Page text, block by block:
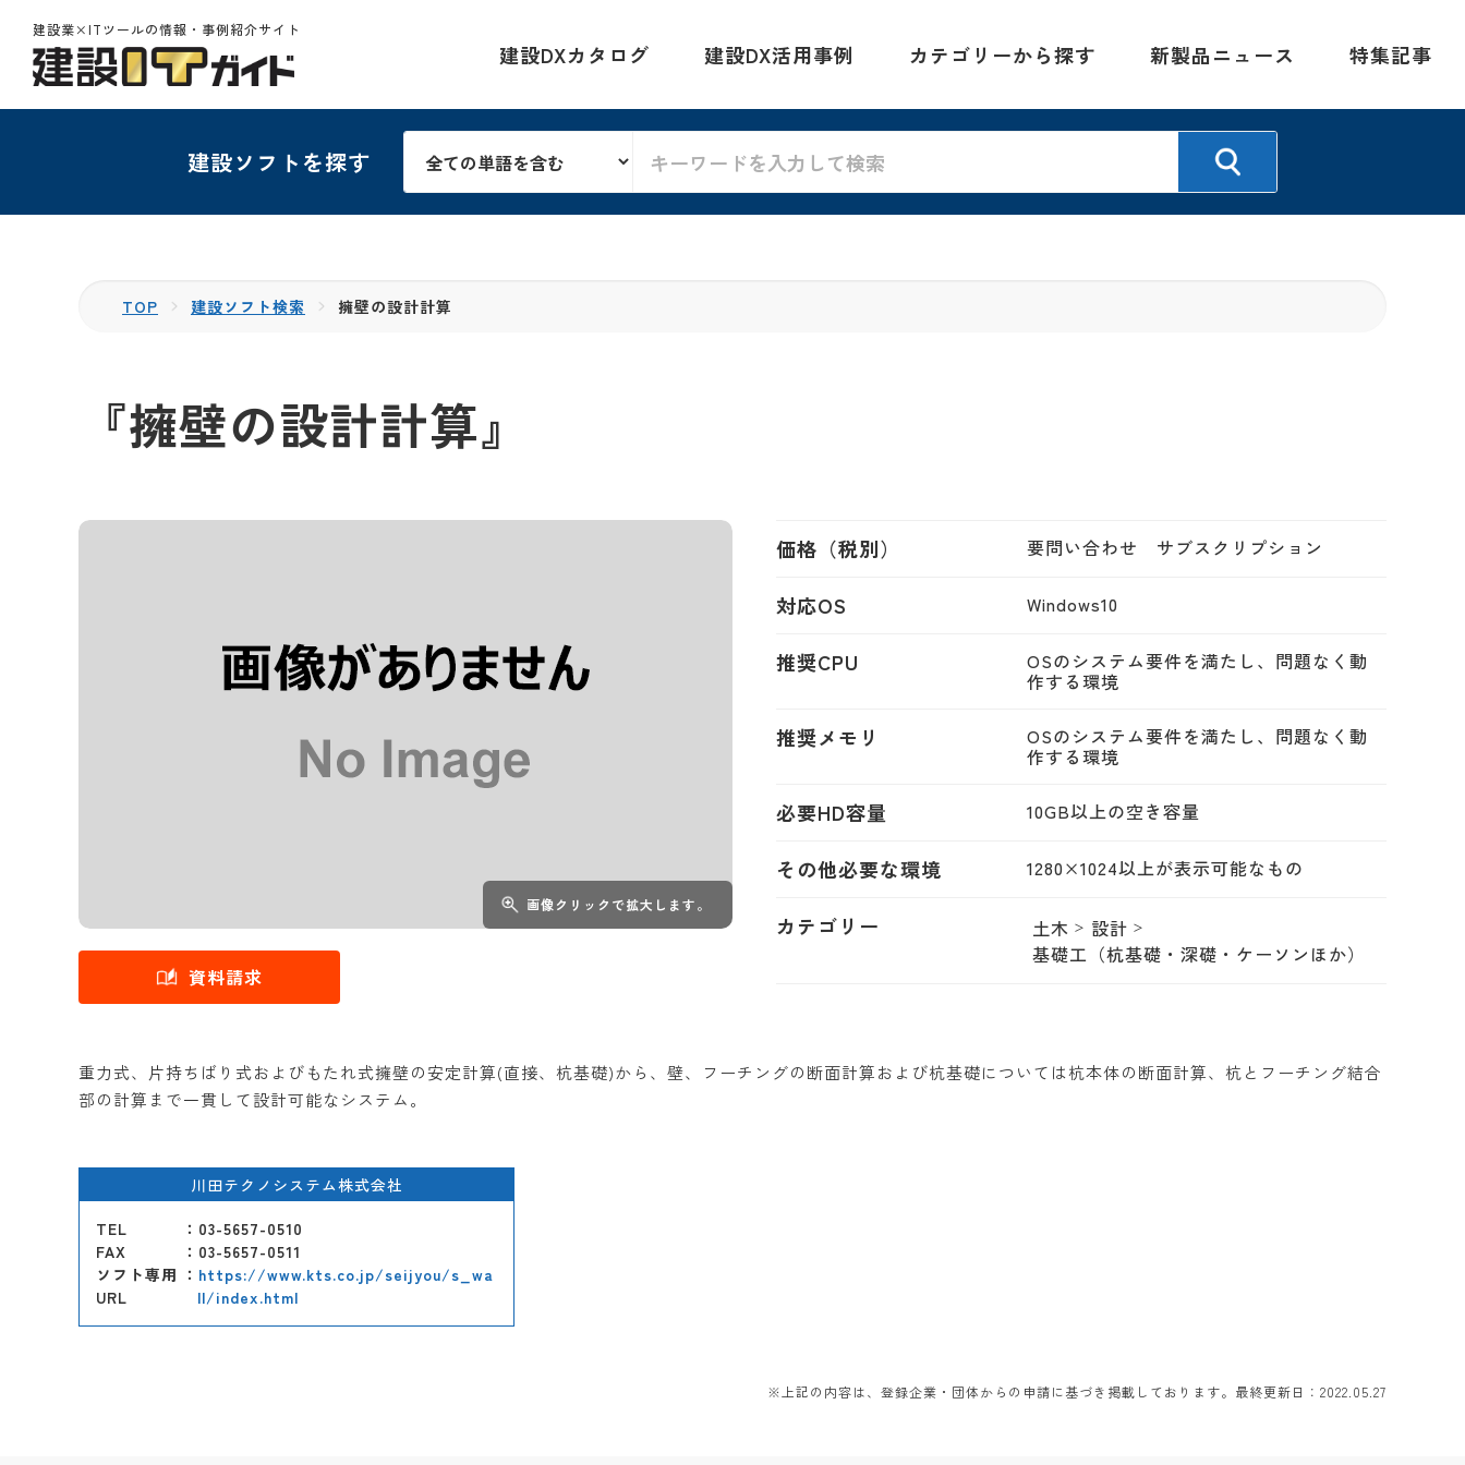
建設業×ITツールの情報・事例紹介サイト
建設DXカタログ 建設DX活用事例 カテゴリーから探す 新製品ニュース 特集記事
建設ソフトを探す
TOP 建設ソフト検索 擁壁の設計計算
『擁壁の設計計算』
画像クリックで拡大します。
資料請求
価格（税別） 要問い合わせ サブスクリプション
対応OS Windows10
推奨CPU OSのシステム要件を満たし、問題なく動
作する環境
推奨メモリ OSのシステム要件を満たし、問題なく動
作する環境
必要HD容量 10GB以上の空き容量
その他必要な環境 1280×1024以上が表示可能なもの
カテゴリー 土木
設計
基礎工（杭基礎・深礎・ケーソンほか）
重力式、片持ちばり式およびもたれ式擁壁の安定計算(直接、杭基礎)から、壁、フーチングの断面計算および杭基礎については杭本体の断面計算、杭とフーチング結合
部の計算まで一貫して設計可能なシステム。
川田テクノシステム株式会社
TEL
：03-5657-0510
FAX
：03-5657-0511
ソフト専用
URL
： https://www.kts.co.jp/seijyou/s_wa
ll/index.html
※上記の内容は、登録企業・団体からの申請に基づき掲載しております。最終更新日：2022.05.27